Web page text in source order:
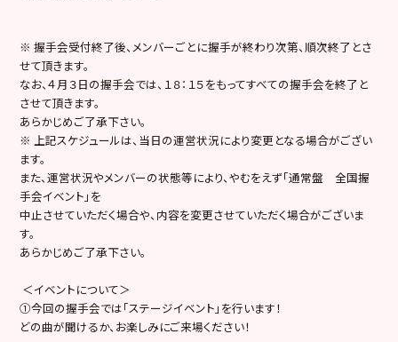
※ 握手会受付終了後、メンバーごとに握手が終わり次第、順次終了とさ
せて頂きます。
なお、４月３日の握手会では、１８：１５をもってすべての握手会を終了と
させて頂きます。
あらかじめご了承下さい。
※ 上記スケジュールは、当日の運営状況により変更となる場合がござい
ます。
また、運営状況やメンバーの状態等により、やむをえず「通常盤 全国握
手会イベント」を
中止させていただく場合や、内容を変更させていただく場合がございま
す。
あらかじめご了承下さい。
＜イベントについて＞
①今回の握手会では「ステージイベント」を行います！
どの曲が聞けるか、お楽しみにご来場ください！